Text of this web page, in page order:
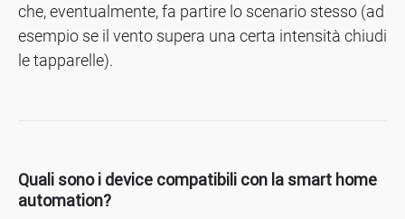
che, eventualmente, fa partire lo scenario stesso (ad
esempio se il vento supera una certa intensità chiudi
le tapparelle).
Quali sono i device compatibili con la smart home
automation?